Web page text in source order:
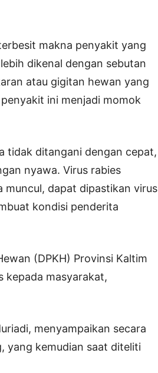
makna penyakit yang
dikenal dengan sebutan
atau gigitan hewan yang
ini menjadi momok
tidak ditangani dengan cepat,
nyawa. Virus rabies
muncul, dapat dipastikan virus
kondisi penderita
(DPKH) Provinsi Kaltim
kepada masyarakat,
menyampaikan secara
yang kemudian saat diteliti